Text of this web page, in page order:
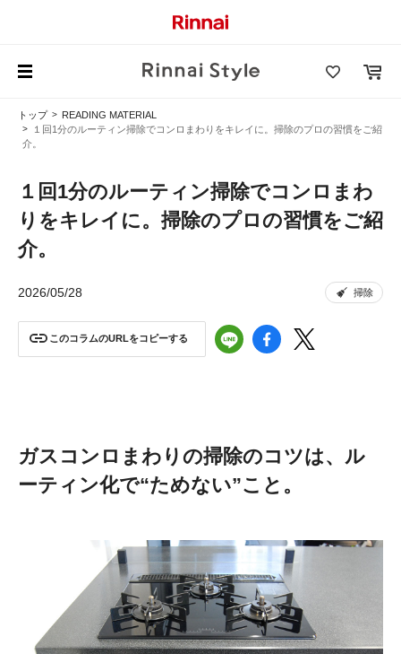
トップ
READING MATERIAL
１回1分のルーティン掃除でコンロまわりをキレイに。掃除のプロの習慣をご紹
介。
１回1分のルーティン掃除でコンロまわ
りをキレイに。掃除のプロの習慣をご紹
介。
2026/05/28 掃除
このコラムのURLをコピーする
ガスコンロまわりの掃除のコツは、ル
ーティン化で“ためない”こと。